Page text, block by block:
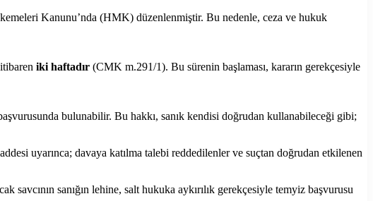
Kanunu’nda (HMK) düzenlenmiştir. Bu nedenle, ceza ve hukuk
iki haftadır (CMK m.291/1). Bu sürenin başlaması, kararın gerekçesiyle
bulunabilir. Bu hakkı, sanık kendisi doğrudan kullanabileceği gibi;
uyarınca; davaya katılma talebi reddedilenler ve suçtan doğrudan etkilenen
sanığın lehine, salt hukuka aykırılık gerekçesiyle temyiz başvurusu